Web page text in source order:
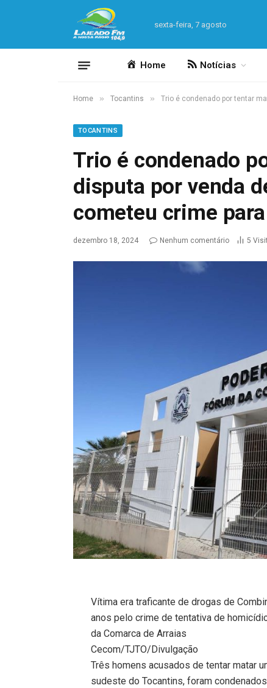
sexta-feira, 7 agosto
Home Notícias
Home » Tocantins » Trio é condenado por tentar
TOCANTINS
Trio é condenado
disputa por venda
cometeu crime
dezembro 18, 2024 Nenhum comentário 5
Vítima era traficante de drogas de
anos pelo crime de tentativa de
da Comarca de Arraias
Cecom/TJTO/Divulgação
Três homens acusados de tentar matar
sudeste do Tocantins, foram